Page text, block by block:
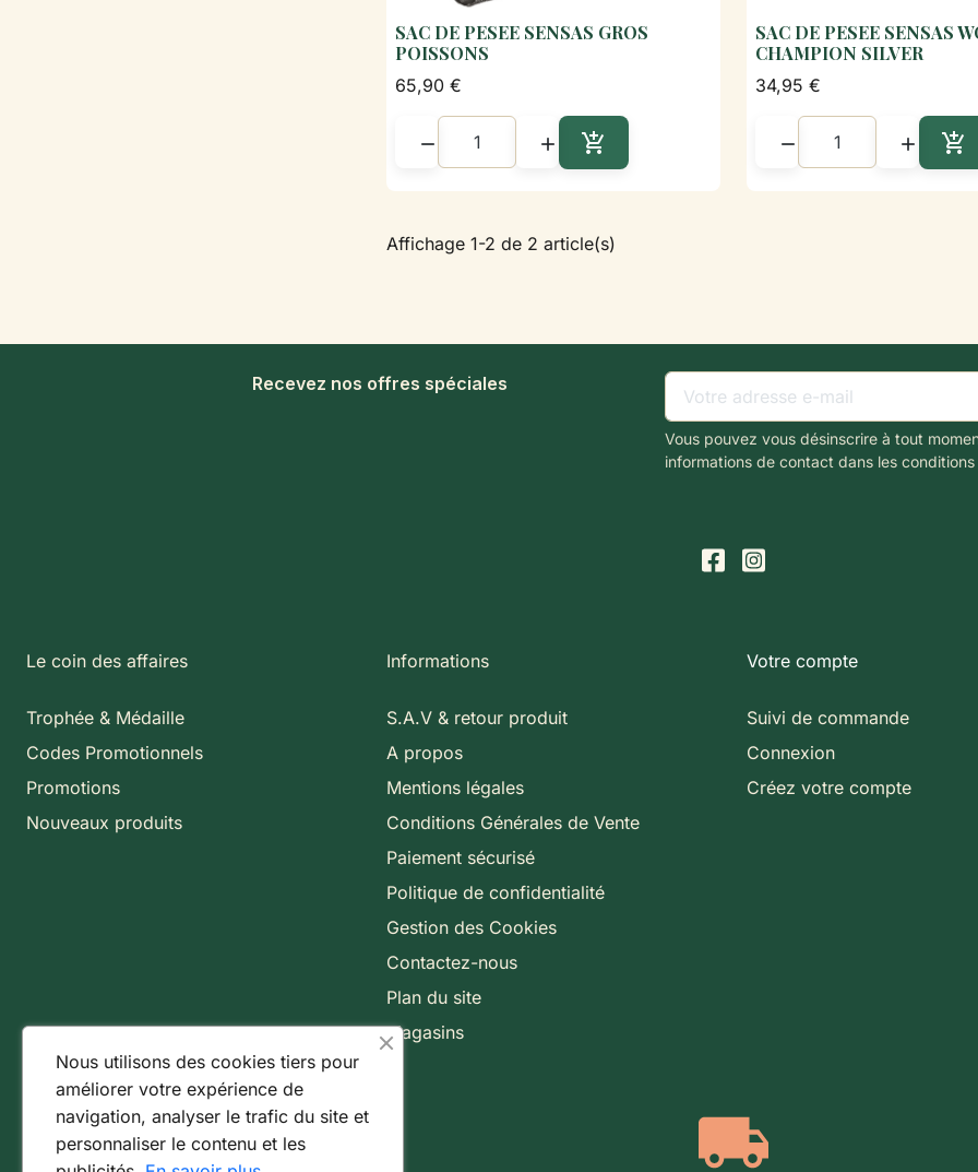

SAC DE PESEE SENSAS GROS
POISSONS
65,90 €
  
Ajouter au panier
 Aperçu rapide
SAC DE PESEE SENSAS
CHAMPION SILVER
34,95 €
  
Affichage 1-2 de 2 article(s)
Recevez nos offres spéciales
Vous pouvez vous désinscrire à tout
informations de contact dans les
Le coin des affaires
Trophée & Médaille
Codes Promotionnels
Promotions
Nouveaux produits
Informations
S.A.V & retour produit
A propos
Mentions légales
Conditions Générales de Vente
Paiement sécurisé
Politique de confidentialité
Gestion des Cookies
Contactez-nous
Plan du site
Magasins
Votre compte
Suivi de commande
Connexion
Créez votre compte
Nous utilisons des cookies tiers pour
améliorer votre expérience de
navigation, analyser le trafic du site et
personnaliser le contenu et les